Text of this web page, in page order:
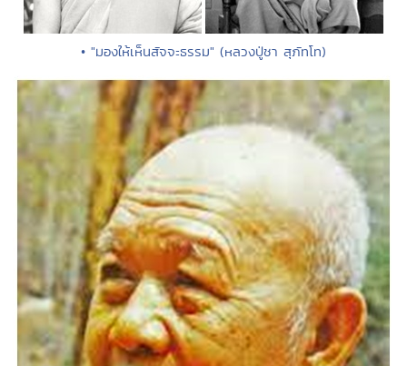
• "มองให้เห็นสัจจะธรรม" (หลวงปู่ชา สุภัทโท)